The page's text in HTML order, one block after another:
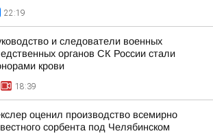
22:19
и следователи военных
органов СК России стали
крови
18:39
оценил производство всемирно
сорбента под Челябинском